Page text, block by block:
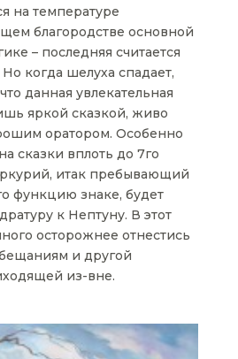
на температуре
благородстве основной
– последняя считается
когда шелуха спадает,
данная увлекательная
яркой сказкой, живо
оратором. Особенно
сказки вплоть до 7го
итак пребывающий
функцию знаке, будет
к Нептуну. В этот
осторожнее отнестись
и другой
из-вне.